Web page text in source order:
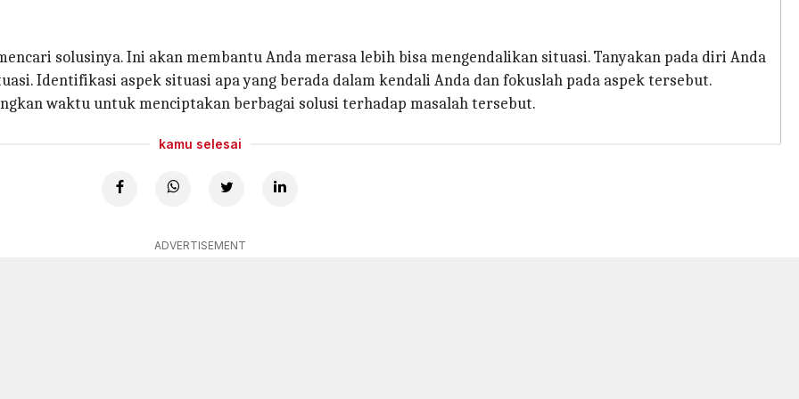
solusinya. Ini akan membantu Anda merasa lebih bisa mengendalikan situasi. Tanyakan pada diri Anda
Identifikasi aspek situasi apa yang berada dalam kendali Anda dan fokuslah pada aspek tersebut.
waktu untuk menciptakan berbagai solusi terhadap masalah tersebut.
kamu selesai
ADVERTISEMENT